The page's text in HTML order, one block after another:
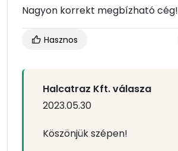
Nagyon korrekt megbízható cég!
Hasznos
Halcatraz Kft. válasza
2023.05.30
Köszönjük szépen!